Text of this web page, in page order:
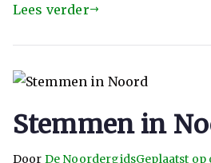
Lees verder
Stemmen in
Door De NoordergidsGeplaatst op